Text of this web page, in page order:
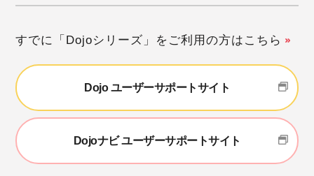
すでに「Dojoシリーズ」をご利用の方はこちら
Dojo ユーザーサポートサイト
Dojoナビ ユーザーサポートサイト